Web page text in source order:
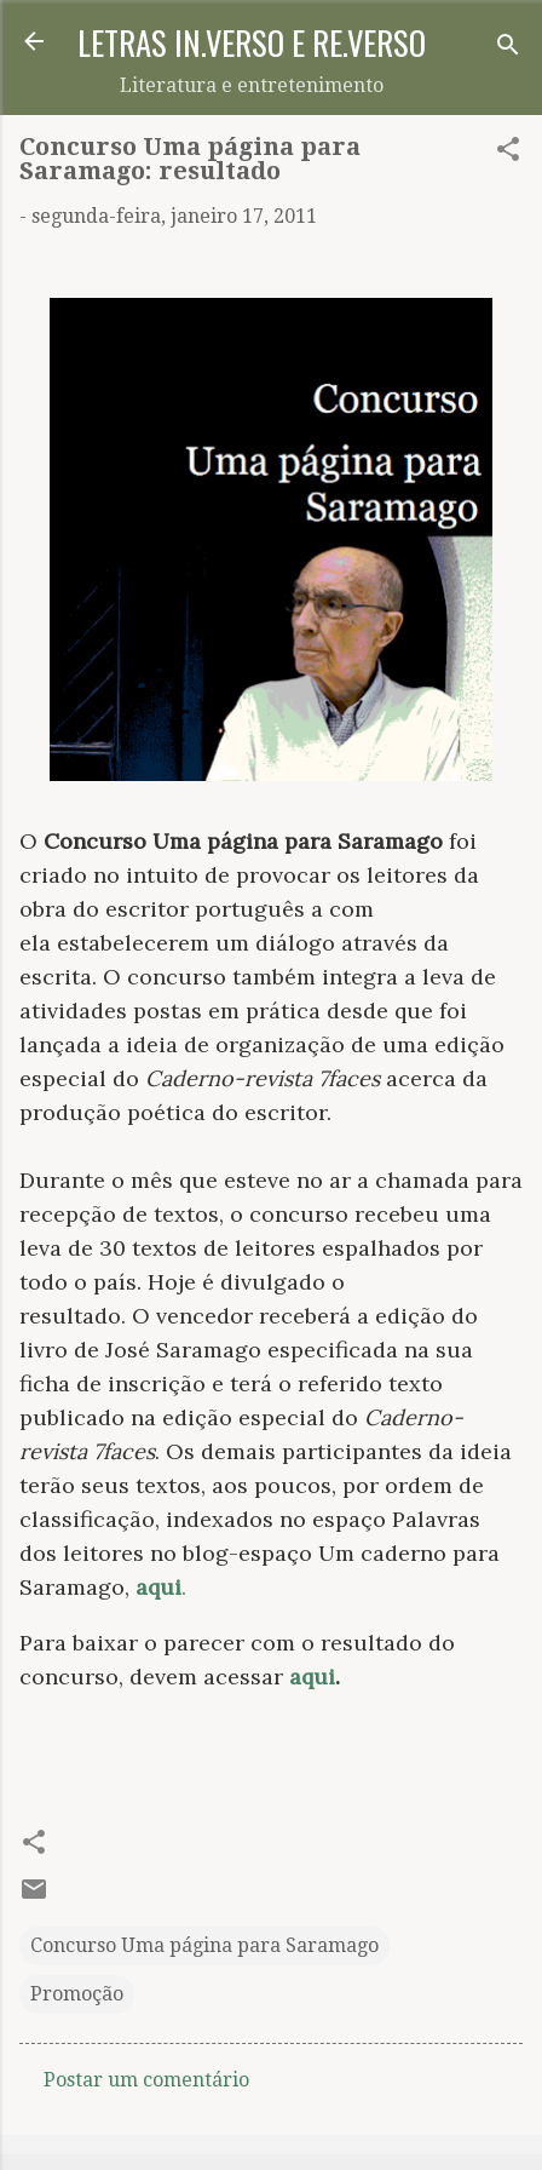
Pular para o conteúdo principal
LETRAS IN.VERSO E RE.VERSO
Literatura e entretenimento
Concurso Uma página para
Saramago: resultado
- segunda-feira, janeiro 17, 2011
O Concurso Uma página para Saramago foi
criado no intuito de provocar os leitores da
obra do escritor português a com
ela estabelecerem um diálogo através da
escrita. O concurso também integra a leva de
atividades postas em prática desde que foi
lançada a ideia de organização de uma edição
especial do Caderno-revista 7facesacerca da
produção poética do escritor.
Durante o mês que esteve no ar a chamada para
recepção de textos, o concurso recebeu uma
leva de 30 textos de leitores espalhados por
todo o país. Hoje é divulgado o
resultado. O vencedor receberá a edição do
livro de José Saramago especificada na sua
ficha de inscrição e terá o referido texto
publicado na edição especial do Caderno-
revista 7faces. Os demais participantes da ideia
terão seus textos, aos poucos, por ordem de
classificação, indexados no espaço Palavras
dos leitores no blog-espaço Um caderno para
Saramago, aqui.
Para baixar o parecer com o resultado do
concurso, devem acessar aqui.
Concurso Uma página para Saramago
Promoção
Postar um comentário